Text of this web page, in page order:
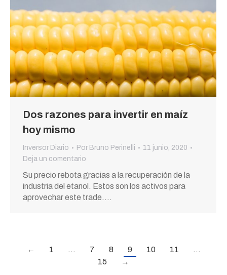
Dos razones para invertir en maíz
hoy mismo
Inversor Diario Por Bruno Perinelli
11 junio, 2020
Deja un comentario
Su precio rebota gracias a la recuperación de la
industria del etanol. Estos son los activos para
aprovechar este trade.…
← 1 … 7 8 9 10 11
…
15
→